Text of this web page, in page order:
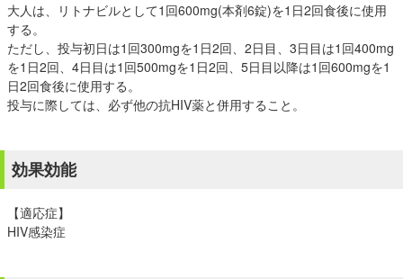
大人は、リトナビルとして1回600mg(本剤6錠)を1日2回食後に使用
する。
ただし、投与初日は1回300mgを1日2回、2日目、3日目は1回400mg
を1日2回、4日目は1回500mgを1日2回、5日目以降は1回600mgを1
日2回食後に使用する。
投与に際しては、必ず他の抗HIV薬と併用すること。
効果効能
【適応症】
HIV感染症